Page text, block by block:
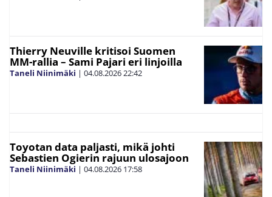
Thierry Neuville kritisoi Suomen
MM-rallia – Sami Pajari eri linjoilla
Taneli Niinimäki | 04.08.202622:42
Toyotan data paljasti, mikä johti
Sebastien Ogierin rajuun ulosajoon
Taneli Niinimäki | 04.08.2026 17:58